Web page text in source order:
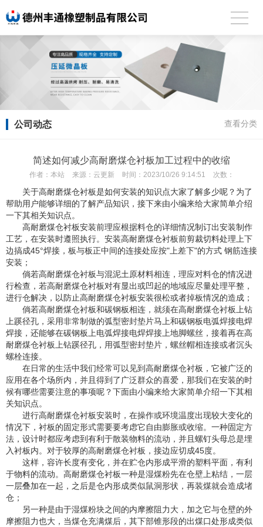
公司动态 查看分类
简述如何减少高耐磨煤仓衬板加工过程中的收缩
作者： 本站 来源： 云更新 时间： 2023/10/26 9:14:51 次数：
关于高耐磨煤仓衬板是如何安装的知识点大家了解多少呢？为了
帮助用户能够详细的了解产品知识，接下来由小编来给大家简单介绍
一下其相关知识点。
高耐磨煤仓衬板安装前理应根据料仓的详细情况制订出安装制作
工艺，在安装时遵照执行。安装高耐磨煤仓衬板前剪裁切料处理上下
边搞成45°焊接，板与板正中间的连接处应按"上差下"的方式 钢筋连接
安装；
倘若高耐磨煤仓衬板与混泥土原材料相连，理应对料仓的情况进
行检查，若高耐磨煤仓衬板对有显出或凹起的地域应尽量处理平整，
进行仓解决，以防止高耐磨煤仓衬板安装很松或者掉板情况的造成；
倘若高耐磨煤仓衬板和碳钢板相连，就须在高耐磨煤仓衬板上钻
上蹊径孔，采用非常制做的弧型密封垫片马上和碳钢板电弧焊接电焊
焊接，还能够在碳钢板上电弧焊接电焊焊接上地脚螺丝，接着再在高
耐磨煤仓衬板上钻蹊径孔，用弧型密封垫片，螺丝帽相连接或者沉头
螺栓连接。
在日常的生活中我们经常可以见到高耐磨煤仓衬板，它被广泛的
应用在各个场所内，并且得到了广泛群众的喜爱，那我们在安装的时
候有哪些需要注意的事项呢？下面由小编来给大家简单介绍一下其相
关知识点。
进行高耐磨煤仓衬板安装时，在操作或环境温度出现较大变化的
情况下，衬板的固定形式需要要考虑它自由膨胀或收缩。一种固定方
法，设计时都应考虑到有利于散装物料的流动，并且螺钉头母总是埋
入衬板内。对于较厚的高耐磨煤仓衬板，接边应切成45度。
这样，容许长度有变化，并在贮仓内形成平滑的塑料平面，有利
于物料的流动。高耐磨煤仓衬板一种是湿煤粉先在仓壁上粘结，一层
一层叠加在一起，之后是仓内形成类似鼠洞形状，再装煤就会造成堵
仓；
另一种是由于湿煤粉块之间的内摩擦阻力大，加之它与仓壁的外
摩擦阻力也大，当煤仓充满煤后，其下部锥形段的出煤口处形成类似